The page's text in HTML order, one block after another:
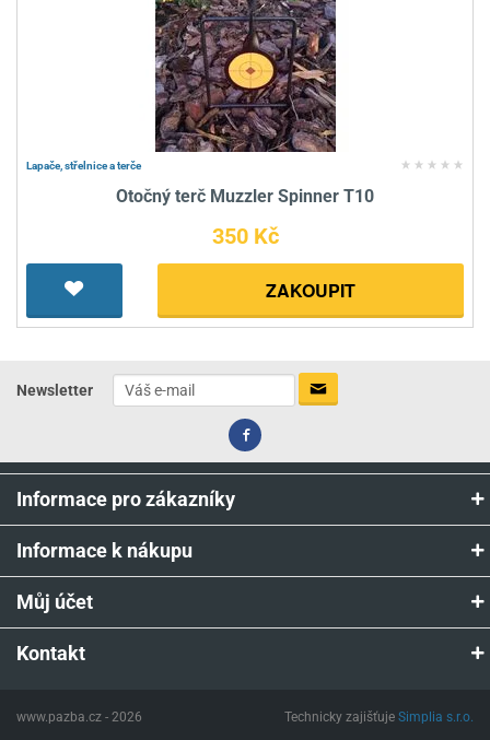
Lapače, střelnice a terče
Otočný terč Muzzler Spinner T10
350 Kč
ZAKOUPIT
Newsletter
Informace pro zákazníky
Informace k nákupu
Můj účet
Kontakt
Technicky zajišťuje Simplia s.r.o.
www.pazba.cz - 2026